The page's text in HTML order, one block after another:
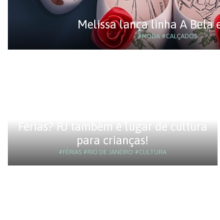
Melissa lança linha A Bela
#MODA#CALÇADOS
Férias? RJ também é lugar de cultura
para crianças!
#FÉRIAS #RIO DE JANEIRO #CULTURA